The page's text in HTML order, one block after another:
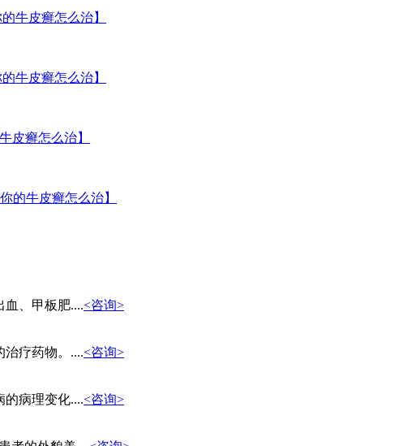
牛皮癣怎么治】
牛皮癣怎么治】
皮癣怎么治】
的牛皮癣怎么治】
、甲板肥....<咨询>
疗药物。....<咨询>
病理变化....<咨询>